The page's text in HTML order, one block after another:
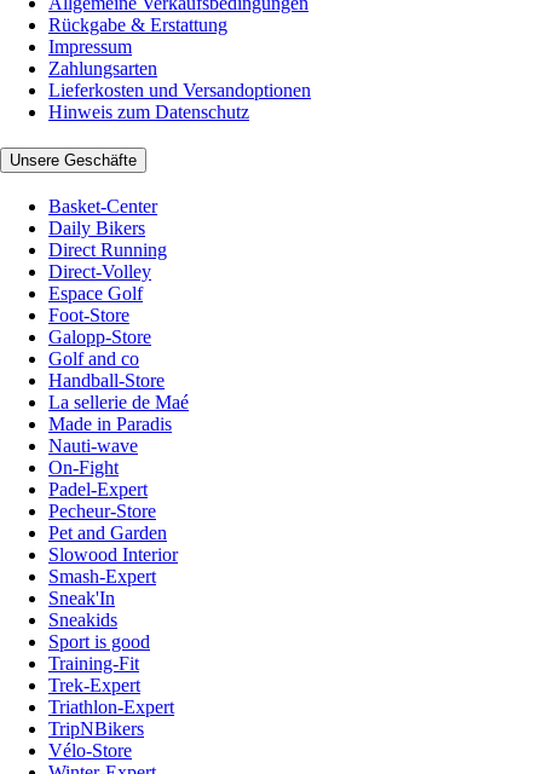
Rückgabe & Erstattung
Impressum
Zahlungsarten
Lieferkosten und Versandoptionen
Hinweis zum Datenschutz
Unsere Geschäfte
Basket-Center
Daily Bikers
Direct Running
Direct-Volley
Espace Golf
Foot-Store
Galopp-Store
Golf and co
Handball-Store
La sellerie de Maé
Made in Paradis
Nauti-wave
On-Fight
Padel-Expert
Pecheur-Store
Pet and Garden
Slowood Interior
Smash-Expert
Sneak'In
Sneakids
Sport is good
Training-Fit
Trek-Expert
Triathlon-Expert
TripNBikers
Vélo-Store